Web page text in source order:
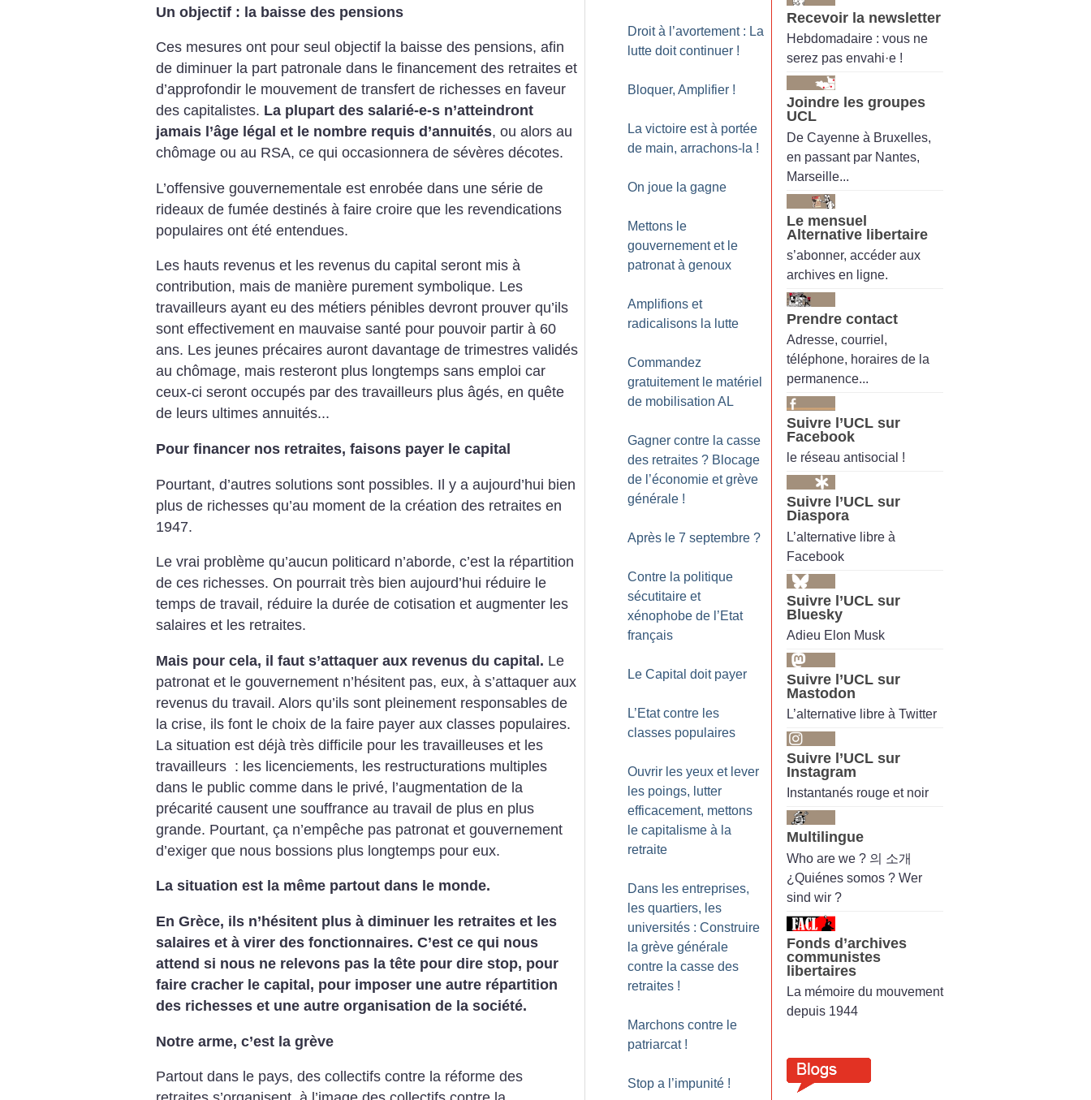
Un objectif : la baisse des pensions
Ces mesures ont pour seul objectif la baisse des pensions, afin
de diminuer la part patronale dans le financement des retraites et
d’approfondir le mouvement de transfert de richesses en faveur
des capitalistes. La plupart des salarié-e-s n’atteindront
jamais l’âge légal et le nombre requis d’annuités, ou alors au
chômage ou au RSA, ce qui occasionnera de sévères décotes.
L’offensive gouvernementale est enrobée dans une série de
rideaux de fumée destinés à faire croire que les revendications
populaires ont été entendues.
Les hauts revenus et les revenus du capital seront mis à
contribution, mais de manière purement symbolique. Les
travailleurs ayant eu des métiers pénibles devront prouver qu’ils
sont effectivement en mauvaise santé pour pouvoir partir à 60
ans. Les jeunes précaires auront davantage de trimestres validés
au chômage, mais resteront plus longtemps sans emploi car
ceux-ci seront occupés par des travailleurs plus âgés, en quête
de leurs ultimes annuités...
Pour financer nos retraites, faisons payer le capital
Pourtant, d’autres solutions sont possibles. Il y a aujourd’hui bien
plus de richesses qu’au moment de la création des retraites en
1947.
Le vrai problème qu’aucun politicard n’aborde, c’est la répartition
de ces richesses. On pourrait très bien aujourd’hui réduire le
temps de travail, réduire la durée de cotisation et augmenter les
salaires et les retraites.
Mais pour cela, il faut s’attaquer aux revenus du capital. Le
patronat et le gouvernement n’hésitent pas, eux, à s’attaquer aux
revenus du travail. Alors qu’ils sont pleinement responsables de
la crise, ils font le choix de la faire payer aux classes populaires.
La situation est déjà très difficile pour les travailleuses et les
travailleurs : les licenciements, les restructurations multiples
dans le public comme dans le privé, l’augmentation de la
précarité causent une souffrance au travail de plus en plus
grande. Pourtant, ça n’empêche pas patronat et gouvernement
d’exiger que nous bossions plus longtemps pour eux.
La situation est la même partout dans le monde.
En Grèce, ils n’hésitent plus à diminuer les retraites et les
salaires et à virer des fonctionnaires. C’est ce qui nous
attend si nous ne relevons pas la tête pour dire stop, pour
faire cracher le capital, pour imposer une autre répartition
des richesses et une autre organisation de la société.
Notre arme, c’est la grève
Partout dans le pays, des collectifs contre la réforme des
Droit à l’avortement : La
lutte doit continuer !
Bloquer, Amplifier !
La victoire est à portée
de main, arrachons-la !
On joue la gagne
Mettons le
gouvernement et le
patronat à genoux
Amplifions et
radicalisons la lutte
Commandez
gratuitement le matériel
de mobilisation AL
Gagner contre la casse
des retraites ? Blocage
de l’économie et grève
générale !
Après le 7 septembre ?
Contre la politique
sécutitaire et
xénophobe de l’Etat
français
Le Capital doit payer
L’Etat contre les
classes populaires
Ouvrir les yeux et lever
les poings, lutter
efficacement, mettons
le capitalisme à la
retraite
Dans les entreprises,
les quartiers, les
universités : Construire
la grève générale
contre la casse des
retraites !
Marchons contre le
patriarcat !
Stop a l’impunité !
Recevoir la newsletter
Hebdomadaire : vous ne
serez pas envahi·e !
Joindre les groupes
UCL
De Cayenne à Bruxelles,
en passant par Nantes,
Marseille...
Le mensuel
Alternative libertaire
s’abonner, accéder aux
archives en ligne.
Prendre contact
Adresse, courriel,
téléphone, horaires de la
permanence...
Suivre l’UCL sur
Facebook
le réseau antisocial !
Suivre l’UCL sur
Diaspora
L’alternative libre à
Facebook
Suivre l’UCL sur
Bluesky
Adieu Elon Musk
Suivre l’UCL sur
Mastodon
L’alternative libre à Twitter
Suivre l’UCL sur
Instagram
Instantanés rouge et noir
Multilingue
Who are we ? 의 소개
¿Quiénes somos ? Wer
sind wir ?
Fonds d’archives
communistes
libertaires
La mémoire du mouvement
depuis 1944